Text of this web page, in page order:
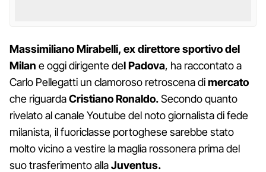
Massimiliano Mirabelli, ex direttore sportivo del
Milan e oggi dirigente del Padova, ha raccontato a
Carlo Pellegatti un clamoroso retroscena dimercato
che riguardaCristiano Ronaldo.Secondo quanto
rivelato al canale Youtube del noto giornalista di fede
milanista, il fuoriclasse portoghese sarebbe stato
molto vicino a vestire la maglia rossonera prima del
suo trasferimento allaJuventus.